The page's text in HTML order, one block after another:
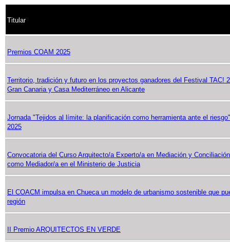
Titular
Premios COAM 2025
Territorio, tradición y futuro en los proyectos ganadores del Festival TAC!
Gran Canaria y Casa Mediterráneo en Alicante
Jornada "Tejidos al límite: la planificación como herramienta ante el
2025
Convocatoria del Curso Arquitecto/a Experto/a en Mediación y
como Mediador/a en el Ministerio de Justicia
El COACM impulsa en Chueca un modelo de urbanismo sostenible que
región
II Premio ARQUITECTOS EN VERDE